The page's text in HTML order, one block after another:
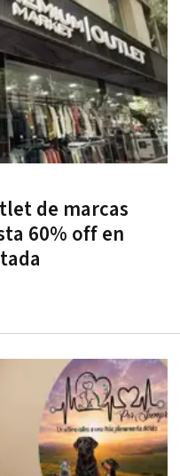
de marcas
60% off en